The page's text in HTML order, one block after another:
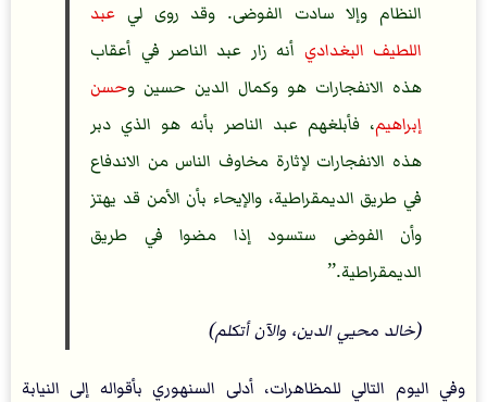
النظام وإلا سادت الفوضى. وقد روى لي عبد
اللطيف البغدادي أنه زار عبد الناصر في أعقاب
هذه الانفجارات هو وكمال الدين حسين وحسن
إبراهيم، فأبلغهم عبد الناصر بأنه هو الذي دبر
هذه الانفجارات لإثارة مخاوف الناس من الاندفاع
في طريق الديمقراطية، والإيحاء بأن الأمن قد يهتز
وأن الفوضى ستسود إذا مضوا في طريق
الديمقراطية.
(خالد محيي الدين، والآن أتكلم)
وفي اليوم التالي للمظاهرات، أدلى السنهوري بأقواله إلى النيابة